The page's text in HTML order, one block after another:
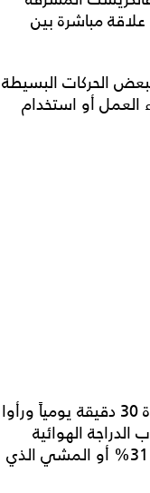
مباشرة بين
الحركات البسيطة
أو استخدام
كما نصح الباحثون بممارسة الرياضة لمدة 30 دقيقة يومياً ورأوا
الهوائية
الذي يؤدي إلى تراجع خطر الوفاة بنسبة 31% أو المشي الذي